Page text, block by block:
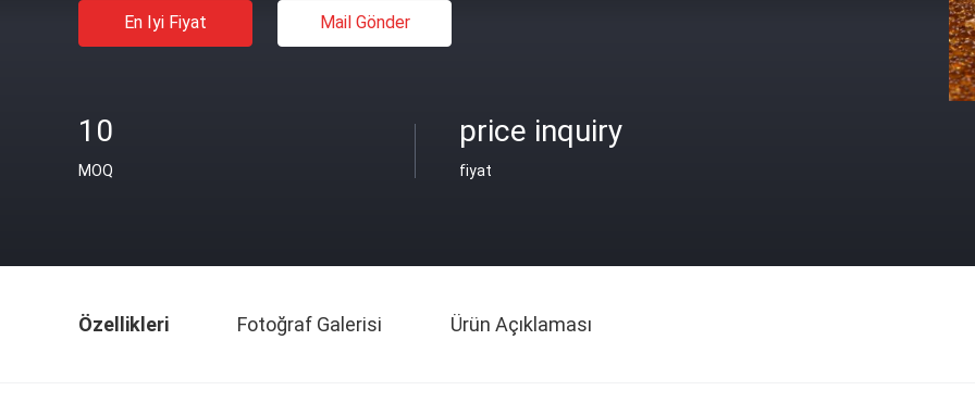
En Iyi Fiyat Mail Gönder
10
MOQ
price inquiry
fiyat
Özellikleri Fotoğraf Galerisi Ürün Açıklaması